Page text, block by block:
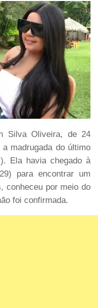
Silva Oliveira, de 24
madrugada do último
Ela havia chegado à
para encontrar um
conheceu por meio do
foi confirmada.